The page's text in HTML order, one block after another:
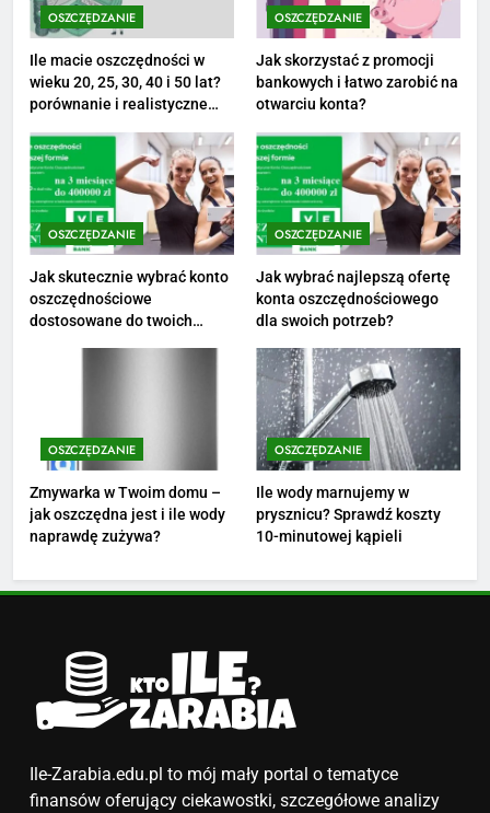
aktualne stawki męskiego
striptizera
ZAROBKI
2
Ile zarabia psycholog szkolny:
poznaj średnie zarobki na tym
stanowisku
ZAROBKI
3
Ile zarabia florysta — średnie
zarobki, dodatki i sposoby na
podwyżkę
ZAROBKI
Ile zarabia nauczyciel
matematyki: średnie zarobki,
dodatki i perspektywy
ZAROBKI
5
średnie zarobki na tym
Akcje charytatywne w szkole:
pomysły i przykłady, które
ZAROBKI
OSZCZĘDZANIE
Ile macie oszczędności w
wieku 20, 25, 30, 40 i 50 lat?
porównanie i realistyczne
OSZCZĘDZANIE
Jak skorzystać z promocji
bankowych i łatwo zarobić na
otwarciu konta?
OSZCZĘDZANIE
Jak skutecznie wybrać konto
oszczędnościowe
dostosowane do twoich
OSZCZĘDZANIE
Jak wybrać najlepszą ofertę
konta oszczędnościowego
dla swoich potrzeb?
OSZCZĘDZANIE
Zmywarka w Twoim domu –
jak oszczędna jest i ile wody
naprawdę zużywa?
OSZCZĘDZANIE
Ile wody marnujemy w
prysznicu? Sprawdź koszty
10-minutowej kąpieli
Ile-Zarabia.edu.pl to mój mały portal o tematyce
finansów oferujący ciekawostki, szczegółowe analizy